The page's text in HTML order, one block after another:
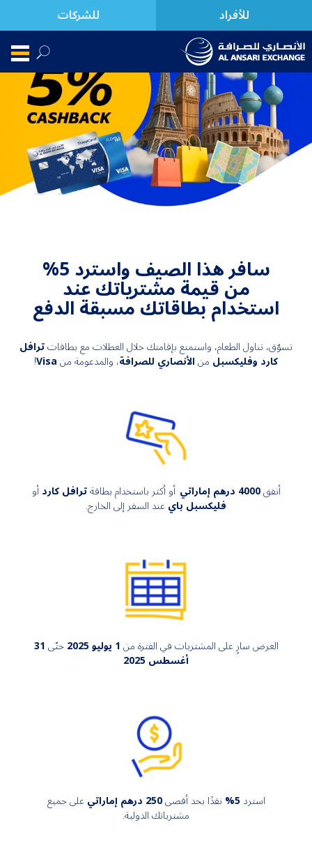
للأفراد للشركات
سافر هذا الصيف واسترد 5%
من قيمة مشترياتك عند
استخدام بطاقاتك مسبقة الدفع
تسوّق، تناول الطعام، واستمتع بإقامتك خلال العطلات مع بطاقاتترافل
كارد وفليكسبل منالأنصاري للصرافة، والمدعومة منVisa
!
أنفق4000 درهم إماراتي أو أكثر باستخدام بطاقةترافل كاردأو
فليكسبل بايعند السفر إلى الخارج.
العرض سارٍ على المشتريات في الفترة من1 يوليو 2025 حتّى31
أغسطس 2025
استرد5% نقدًا بحد أقصى250 درهم إماراتي على جميع
مشترياتك الدولية.